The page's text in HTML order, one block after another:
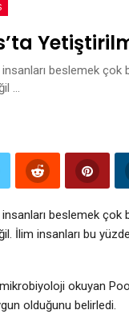
beslemek
…
beslemek
İlim insanları bu
okuyan
olduğunu belirledi.